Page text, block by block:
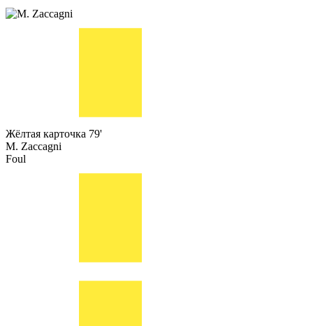
Жёлтая карточка 79'
M. Zaccagni
Foul